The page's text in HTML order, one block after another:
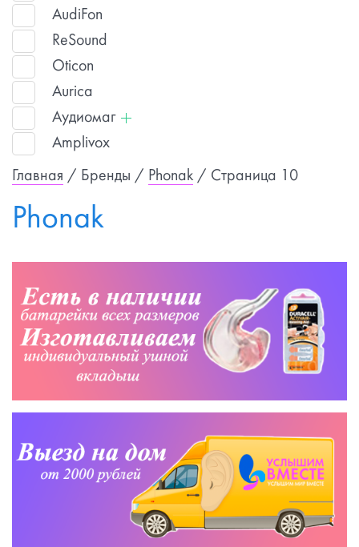
AudiFon
ReSound
Oticon
Aurica
Аудиомаг
Amplivox
Главная / Бренды / Phonak / Страница 10
Phonak